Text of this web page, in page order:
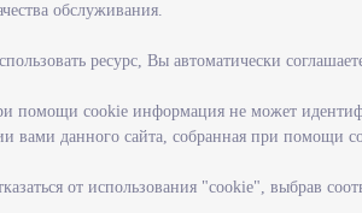
обслуживания.
ресурс, Вы автоматически
помощи cookie информация не может
вами данного сайта, собранная при помощи
от использования "cookie", выбрав